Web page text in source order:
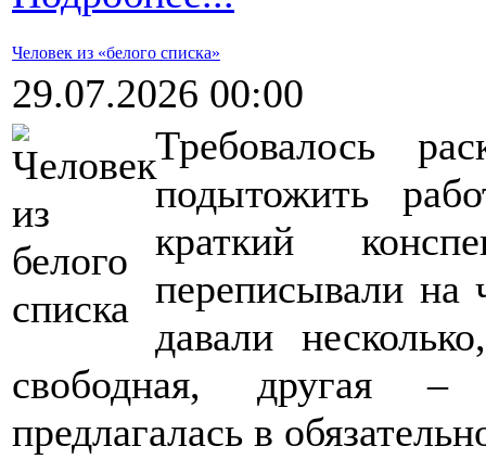
Человек из «белого списка»
29.07.2026 00:00
Требовалось
подытожить
краткий
переписывали на
давали
свободная, другая –
предлагалась в